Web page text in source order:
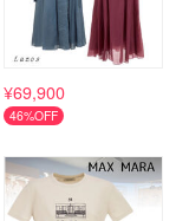
¥69,900
46%OFF